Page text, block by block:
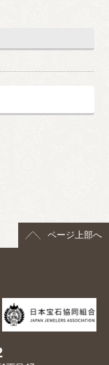
ページ上部へ